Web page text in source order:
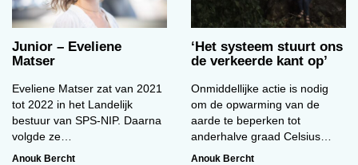
Junior – Eveliene
Matser
Eveliene Matser zat van 2021
tot 2022 in het Landelijk
bestuur van SPS-NIP. Daarna
volgde ze…
Anouk Bercht
‘Het systeem stuurt ons
de verkeerde kant op’
Onmiddellijke actie is nodig
om de opwarming van de
aarde te beperken tot
anderhalve graad Celsius…
Anouk Bercht